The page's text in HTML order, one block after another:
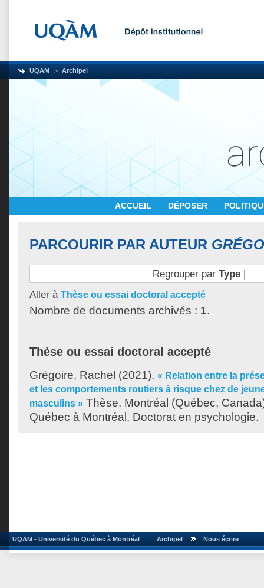
UQAM Archipel
ACCUEIL DÉPOSER
PARCOURIR PAR AUTEUR
Regrouper par Type|
Aller à Thèse ou essai doctoral accepté
Nombre de documents archivés : 1.
Thèse ou essai doctoral accepté
Grégoire, Rachel (2021). « Relation entre la
et les comportements routiers à risque chez de
masculins » Thèse. Montréal (Québec,
Québec à Montréal, Doctorat en psychologie.
UQAM - Université du Québec à Montréal Archipel Nous écrire